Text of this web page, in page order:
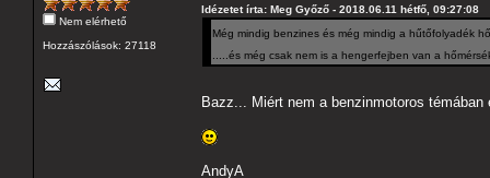
Nem elérhető
Hozzászólások: 27118
Idézetet írta: Meg Győző - 2018.06.11 hétfő, 09:27:08
Még mindig benzines és még mindig a hűtőfolyadék
.....és még csak nem is a hengerfejben van a
Bazz... Miért nem a benzinmotoros
AndyA